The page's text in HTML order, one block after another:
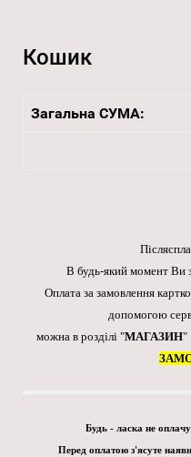
Кошик
Загальна СУМА:
В будь-який момент Ви
Оплата за замовлення
допомогою
можна в розділі "МАГАЗИН"
Будь - ласка не
Перед оплатою з'ясуте